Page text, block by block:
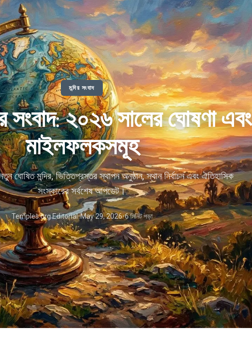
মন্দির সংবাদ
সংবাদ: ২০২৬ সালের ঘোষণা এবং
মাইলফলকসমূহ
ঘোষিত মন্দির, ভিত্তিপ্রস্তর স্থাপন অনুষ্ঠান, স্থান নির্বাচন এবং ঐতিহাসিক
সংস্কারের সর্বশেষ আপডেট।
Temples.org Editorial•May 29, 2026•6 মিনিট পড়া